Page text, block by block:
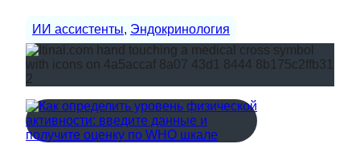
ИИ ассистенты, Эндокринология